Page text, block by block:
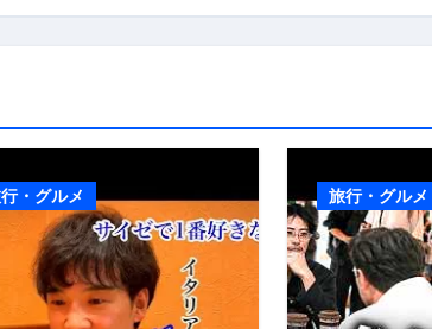
・グルメ 旅行・グルメ